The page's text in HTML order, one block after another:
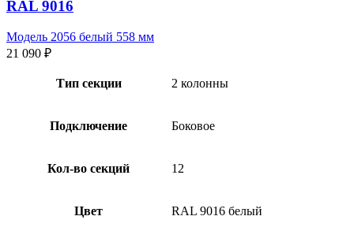
RAL 9016
Модель 2056 белый 558 мм
21 090 ₽
Тип секции 2 колонны
Подключение Боковое
Кол-во секций 12
Цвет RAL 9016 белый